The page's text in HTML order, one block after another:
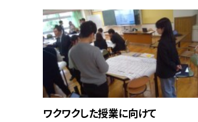
ワクワクした授業に向けて